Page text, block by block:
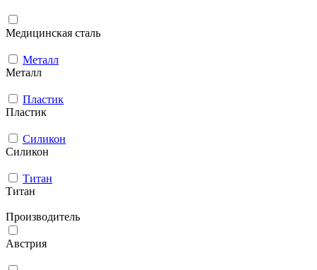
Медицинская сталь
Металл
Металл
Пластик
Пластик
Силикон
Силикон
Титан
Титан
Производитель
Австрия